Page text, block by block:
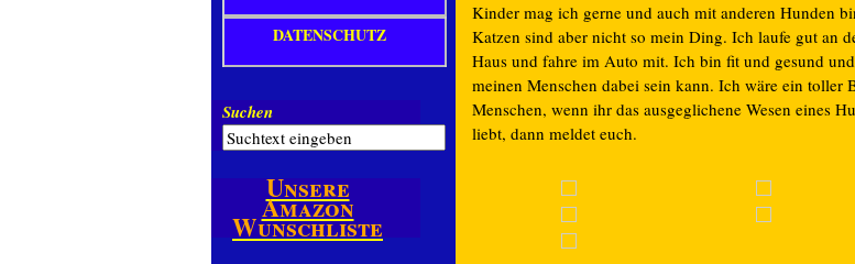
Kinder mag ich gerne und auch mit anderen Hunden
Katzen sind aber nicht so mein Ding. Ich laufe gut an
Haus und fahre im Auto mit. Ich bin fit und gesund
meinen Menschen dabei sein kann. Ich wäre ein
Menschen, wenn ihr das ausgeglichene Wesen eines
liebt, dann meldet euch.
DATENSCHUTZ
Suchen
Unsere
Amazon
Wunschliste